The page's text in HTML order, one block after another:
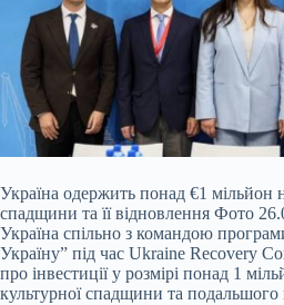
Україна одержить понад €1 мільйон
спадщини та її відновлення Фото
Україна спільно з командою
Україну” під час Ukraine Recovery
про інвестиції у розмірі понад 1
культурної спадщини та подальшого